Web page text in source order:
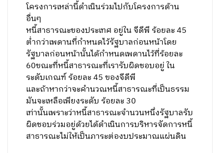
โครงการเหล่านี้ดำเนินร่วมไปกับโครงการด้าน
อื่นๆ
หนี้สาธารณะของประเทศ อยู่ใน จีดีพี ร้อยละ 45
ต่ำกว่าเพดานที่กำหนดไว้รัฐบาลก่อนหน้าโดย
รัฐบาลก่อนหน้านั้นได้กำหนดเพดานไว้ที่ร้อยละ
60ขณะที่หนี้สาธารณะที่เรารับผิดชอบอยู่ ใน
ระดับเกณฑ์ ร้อยละ 45 ของจีดีพี
และถ้าหากว่าจะคำนวณหนี้สาธารณะที่เป็นธรรม
มันจะเหลือเพียงระดับ ร้อยละ 30
เท่านั้นเพราะว่าหนี้สาธารณะจำนวนหนึ่งรัฐบาลรับ
ผิดชอบร่วมอยู่ด้วยได้ดำเนินการบริหารจัดการหนี้
สาธารณะไม่ให้เป็นภาระต่องบประมาณแผ่นดิน